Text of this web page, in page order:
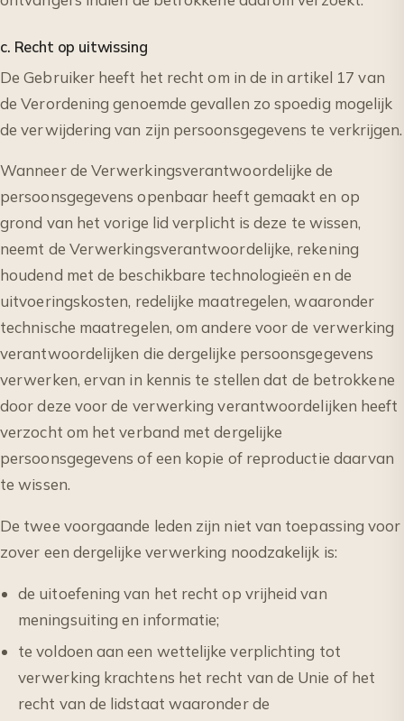
c. Recht op uitwissing
De Gebruiker heeft het recht om in de in artikel 17 van
de Verordening genoemde gevallen zo spoedig mogelijk
de verwijdering van zijn persoonsgegevens te verkrijgen.
Wanneer de Verwerkingsverantwoordelijke de
persoonsgegevens openbaar heeft gemaakt en op
grond van het vorige lid verplicht is deze te wissen,
neemt de Verwerkingsverantwoordelijke, rekening
houdend met de beschikbare technologieën en de
uitvoeringskosten, redelijke maatregelen, waaronder
technische maatregelen, om andere voor de verwerking
verantwoordelijken die dergelijke persoonsgegevens
verwerken, ervan in kennis te stellen dat de betrokkene
door deze voor de verwerking verantwoordelijken heeft
verzocht om het verband met dergelijke
persoonsgegevens of een kopie of reproductie daarvan
te wissen.
De twee voorgaande leden zijn niet van toepassing voor
zover een dergelijke verwerking noodzakelijk is:
de uitoefening van het recht op vrijheid van
meningsuiting en informatie;
te voldoen aan een wettelijke verplichting tot
verwerking krachtens het recht van de Unie of het
recht van de lidstaat waaronder de